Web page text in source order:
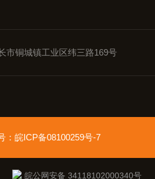
市铜城镇工业区纬三路169号
： 皖ICP备08100259号-7
皖公网安备 34118102000340号